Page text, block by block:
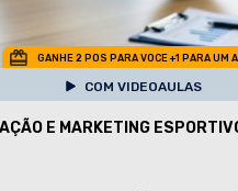
GANHE 2 POS PARA VOCE +1 PARA UM
COM VIDEOAULAS
E MARKETING